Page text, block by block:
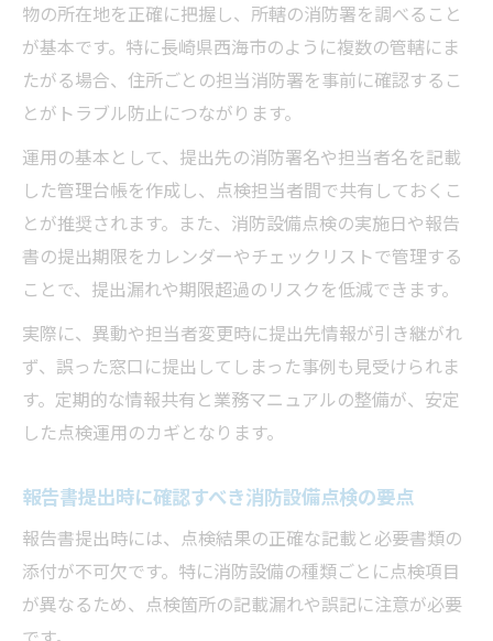
物の所在地を正確に把握し、所轄の消防署を調べること
が基本です。特に長崎県西海市のように複数の管轄にま
たがる場合、住所ごとの担当消防署を事前に確認するこ
とがトラブル防止につながります。
運用の基本として、提出先の消防署名や担当者名を記載
した管理台帳を作成し、点検担当者間で共有しておくこ
とが推奨されます。また、消防設備点検の実施日や報告
書の提出期限をカレンダーやチェックリストで管理する
ことで、提出漏れや期限超過のリスクを低減できます。
実際に、異動や担当者変更時に提出先情報が引き継がれ
ず、誤った窓口に提出してしまった事例も見受けられま
す。定期的な情報共有と業務マニュアルの整備が、安定
した点検運用のカギとなります。
報告書提出時に確認すべき消防設備点検の要点
報告書提出時には、点検結果の正確な記載と必要書類の
添付が不可欠です。特に消防設備の種類ごとに点検項目
が異なるため、点検箇所の記載漏れや誤記に注意が必要